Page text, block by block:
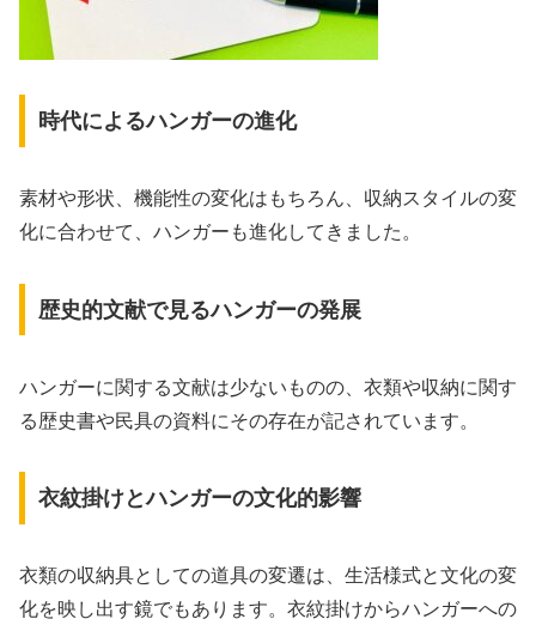
時代によるハンガーの進化
素材や形状、機能性の変化はもちろん、収納スタイルの変
化に合わせて、ハンガーも進化してきました。
歴史的文献で見るハンガーの発展
ハンガーに関する文献は少ないものの、衣類や収納に関す
る歴史書や民具の資料にその存在が記されています。
衣紋掛けとハンガーの文化的影響
衣類の収納具としての道具の変遷は、生活様式と文化の変
化を映し出す鏡でもあります。衣紋掛けからハンガーへの